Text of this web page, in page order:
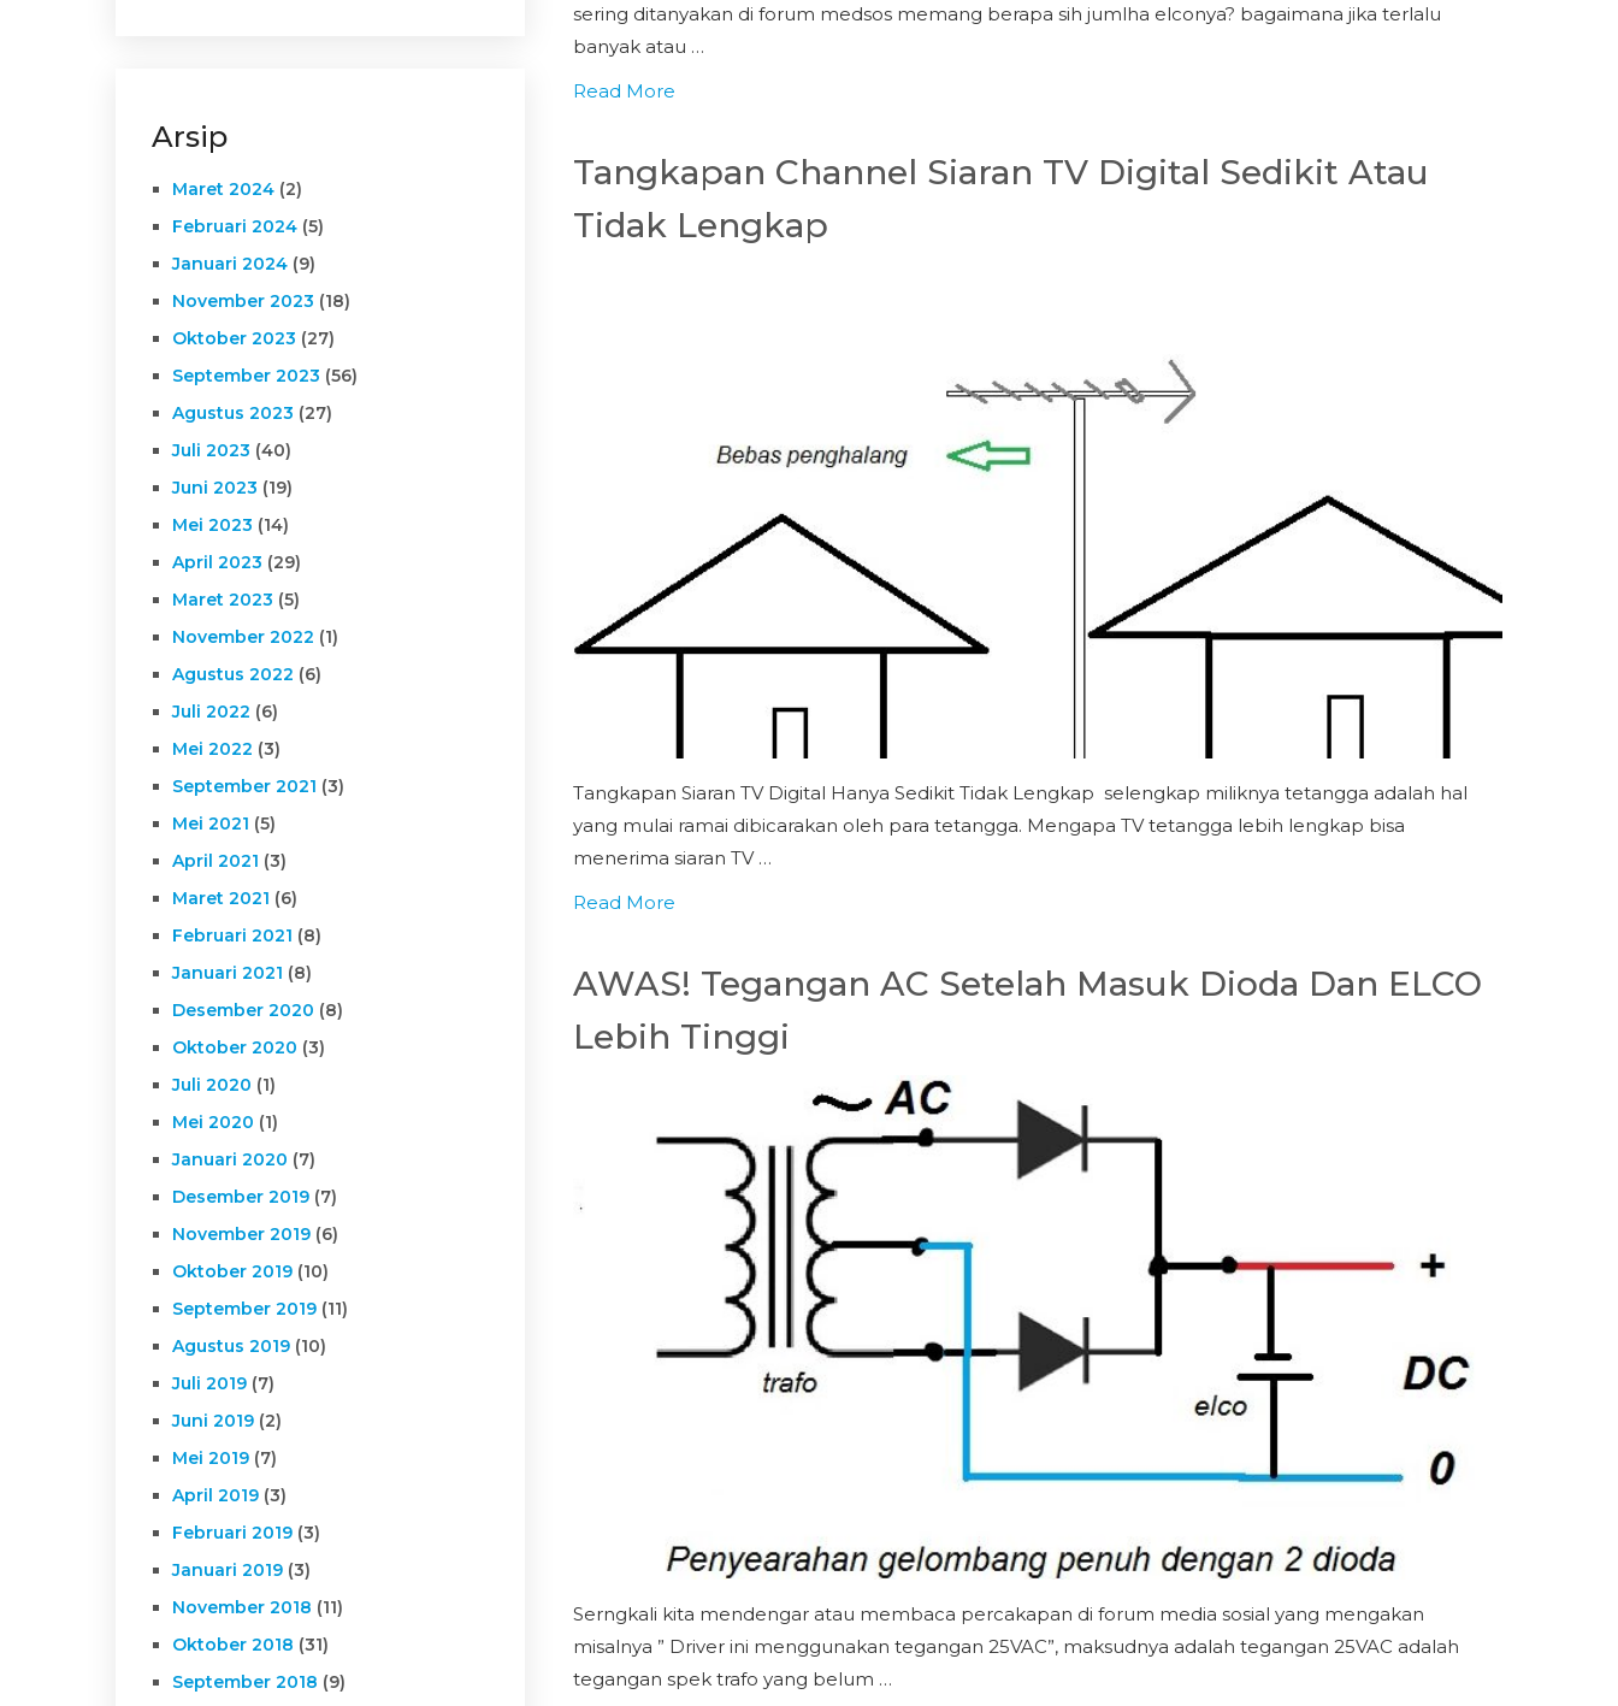
sering ditanyakan di forum medsos memang berapa sih jumlha elconya? bagaimana jika terlalu
banyak atau …
Read More
Tangkapan Channel Siaran TV Digital Sedikit Atau
Tidak Lengkap
Tangkapan Siaran TV Digital Hanya Sedikit Tidak Lengkap selengkap miliknya tetangga adalah hal
yang mulai ramai dibicarakan oleh para tetangga. Mengapa TV tetangga lebih lengkap bisa
menerima siaran TV …
Read More
AWAS! Tegangan AC Setelah Masuk Dioda Dan ELCO
Lebih Tinggi
Serngkali kita mendengar atau membaca percakapan di forum media sosial yang mengakan
misalnya ” Driver ini menggunakan tegangan 25VAC”, maksudnya adalah tegangan 25VAC adalah
tegangan spek trafo yang belum …
Arsip
Maret 2024 (2)
Februari 2024 (5)
Januari 2024 (9)
November 2023 (18)
Oktober 2023 (27)
September 2023 (56)
Agustus 2023 (27)
Juli 2023 (40)
Juni 2023 (19)
Mei 2023 (14)
April 2023 (29)
Maret 2023 (5)
November 2022 (1)
Agustus 2022 (6)
Juli 2022 (6)
Mei 2022 (3)
September 2021 (3)
Mei 2021 (5)
April 2021 (3)
Maret 2021 (6)
Februari 2021 (8)
Januari 2021 (8)
Desember 2020 (8)
Oktober 2020 (3)
Juli 2020 (1)
Mei 2020 (1)
Januari 2020 (7)
Desember 2019 (7)
November 2019 (6)
Oktober 2019 (10)
September 2019 (11)
Agustus 2019 (10)
Juli 2019 (7)
Juni 2019 (2)
Mei 2019 (7)
April 2019 (3)
Februari 2019 (3)
Januari 2019 (3)
November 2018 (11)
Oktober 2018 (31)
September 2018 (9)